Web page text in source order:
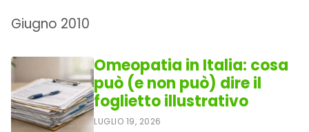
Giugno 2010
Omeopatia in Italia: cosa
può (e non può) dire il
foglietto illustrativo
LUGLIO 19, 2026